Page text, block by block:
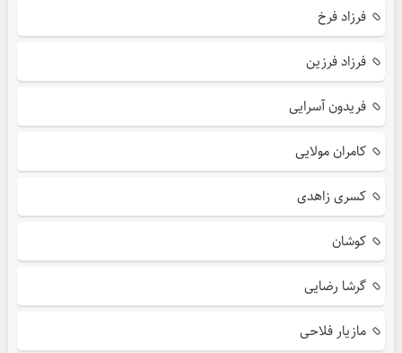
فرزاد فرخ
فرزاد فرزین
فریدون آسرایی
کامران مولایی
کسری زاهدی
کوشان
گرشا رضایی
مازیار فلاحی